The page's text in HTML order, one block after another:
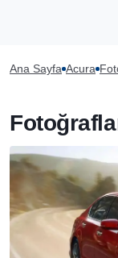
Ana Sayfa Acura